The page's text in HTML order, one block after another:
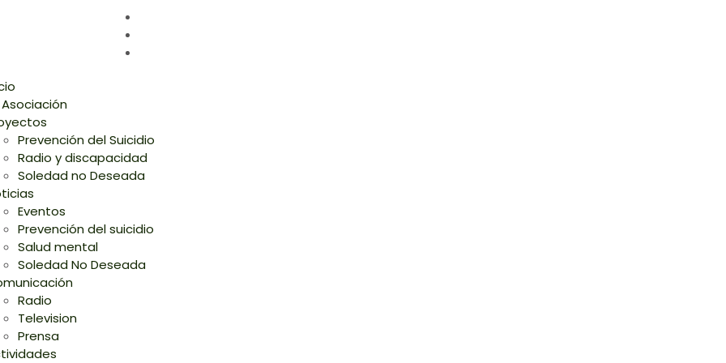
Asociación
Prevención del Suicidio
Radio y discapacidad
Soledad no Deseada
Eventos
Prevención del suicidio
Salud mental
Soledad No Deseada
Radio
Television
Prensa